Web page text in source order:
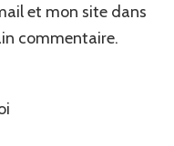
et mon site dans
commentaire.